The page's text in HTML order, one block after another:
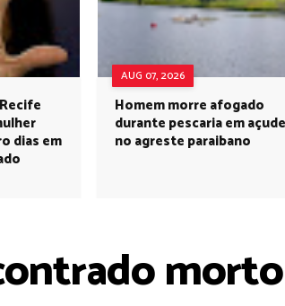
dias em
AUG 07, 2026
Homem morre afogado
durante pescaria em açude
no agreste paraibano